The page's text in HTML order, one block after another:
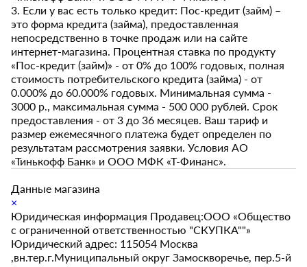
3. Если у вас есть только кредит: Пос-кредит (займ) –
это форма кредита (займа), предоставленная
непосредственно в точке продаж или на сайте
интернет-магазина. Процентная ставка по продукту
«Пос-кредит (займ)» - от 0% до 100% годовых, полная
стоимость потребительского кредита (займа) - от
0.000% до 60.000% годовых. Минимальная сумма -
3000 р., максимальная сумма - 500 000 рублей. Срок
предоставления - от 3 до 36 месяцев. Ваш тариф и
размер ежемесячного платежа будет определен по
результатам рассмотрения заявки. Условия АО
«Тинькофф Банк» и ООО МФК «Т-Финанс».
Данные магазина
×
Юридическая информация Продавец:ООО «Общество
с ограниченной ответственностью "СКУПКА""»
Юридический адрес: 115054 Москва
,вн.тер.г.Муниципальный округ Замоскворечье, пер.5-й